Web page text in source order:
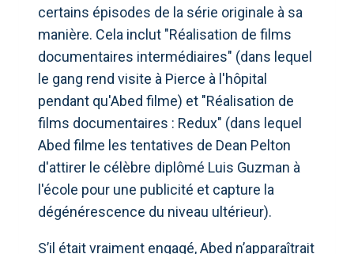
certains épisodes de la série originale à sa
manière. Cela inclut "Réalisation de films
documentaires intermédiaires" (dans lequel
le gang rend visite à Pierce à l'hôpital
pendant qu'Abed filme) et "Réalisation de
films documentaires : Redux" (dans lequel
Abed filme les tentatives de Dean Pelton
d'attirer le célèbre diplômé Luis Guzman à
l'école pour une publicité et capture la
dégénérescence du niveau ultérieur).
S’il était vraiment engagé, Abed n’apparaîtrait